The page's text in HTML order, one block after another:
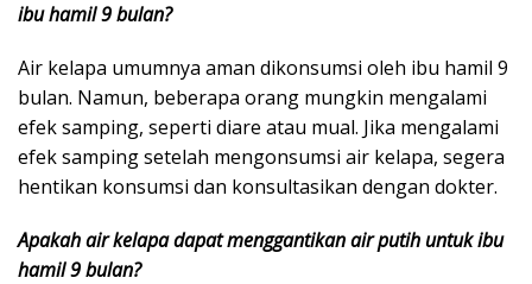
ibu hamil 9 bulan?
Air kelapa umumnya aman dikonsumsi oleh ibu hamil 9
bulan. Namun, beberapa orang mungkin mengalami
efek samping, seperti diare atau mual. Jika mengalami
efek samping setelah mengonsumsi air kelapa, segera
hentikan konsumsi dan konsultasikan dengan dokter.
Apakah air kelapa dapat menggantikan air putih untuk ibu
hamil 9 bulan?